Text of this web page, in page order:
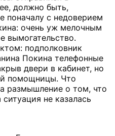
должно быть,
поначалу с недоверием
очень уж мелочным
вымогательство.
подполковник
Покина телефонные
двери в кабинет, но
помощницы. Что
размышление о том, что
не казалась